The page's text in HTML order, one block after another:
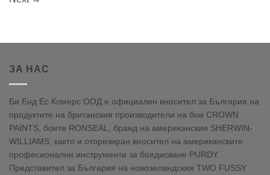
ЗА НАС
Би Енд Ес Комерс ООД е официален вносител за България на
продуктите на британския производители на бои CROWN
PAINTS, боите RONSEAL, бранд на американския SHERWIN-
WILLIAMS, както и оторизиран вносител на американските
професионални инструменти за боядисване PURDY.
Представител за България на новозеландския TWO FUSSY